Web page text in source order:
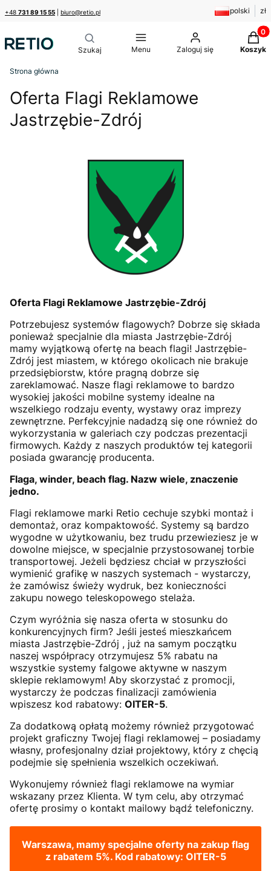
+48 731 89 15 55 biuro@retio.pl polski zł
Menu Zaloguj się Koszyk
Strona główna
Oferta Flagi Reklamowe
Jastrzębie-Zdrój
Oferta Flagi Reklamowe Jastrzębie-Zdrój
Potrzebujesz systemów flagowych? Dobrze się składa
ponieważ specjalnie dla miasta Jastrzębie-Zdrój
mamy wyjątkową ofertę na beach flagi! Jastrzębie-
Zdrój jest miastem, w którego okolicach nie brakuje
przedsiębiorstw, które pragną dobrze się
zareklamować. Nasze flagi reklamowe to bardzo
wysokiej jakości mobilne systemy idealne na
wszelkiego rodzaju eventy, wystawy oraz imprezy
zewnętrzne. Perfekcyjnie nadadzą się one również do
wykorzystania w galeriach czy podczas prezentacji
firmowych. Każdy z naszych produktów tej kategorii
posiada gwarancję producenta.
Flaga, winder, beach flag. Nazw wiele, znaczenie
jedno.
Flagi reklamowe marki Retio cechuje szybki montaż i
demontaż, oraz kompaktowość. Systemy są bardzo
wygodne w użytkowaniu, bez trudu przewieziesz je w
dowolne miejsce, w specjalnie przystosowanej torbie
transportowej. Jeżeli będziesz chciał w przyszłości
wymienić grafikę w naszych systemach - wystarczy,
że zamówisz świeży wydruk, bez konieczności
zakupu nowego teleskopowego stelaża.
Czym wyróżnia się nasza oferta w stosunku do
konkurencyjnych firm? Jeśli jesteś mieszkańcem
miasta Jastrzębie-Zdrój , już na samym początku
naszej współpracy otrzymujesz 5% rabatu na
wszystkie systemy falgowe aktywne w naszym
sklepie reklamowym! Aby skorzystać z promocji,
wystarczy że podczas finalizacji zamówienia
wpiszesz kod rabatowy: OITER-5.
Za dodatkową opłatą możemy również przygotować
projekt graficzny Twojej flagi reklamowej – posiadamy
własny, profesjonalny dział projektowy, który z chęcią
podejmie się spełnienia wszelkich oczekiwań.
Wykonujemy również flagi reklamowe na wymiar
wskazany przez Klienta. W tym celu, aby otrzymać
ofertę prosimy o kontakt mailowy bądź telefoniczny.
Warszawa, mamy specjalne oferty na zakup flag
z rabatem 5%. Kod rabatowy: OITER-5